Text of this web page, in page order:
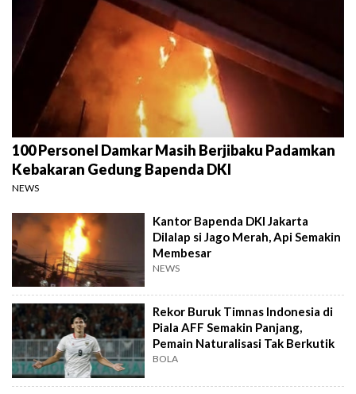
100 Personel Damkar Masih Berjibaku Padamkan
Kebakaran Gedung Bapenda DKI
NEWS
Kantor Bapenda DKI Jakarta
Dilalap si Jago Merah, Api Semakin
Membesar
NEWS
Rekor Buruk Timnas Indonesia di
Piala AFF Semakin Panjang,
Pemain Naturalisasi Tak Berkutik
BOLA